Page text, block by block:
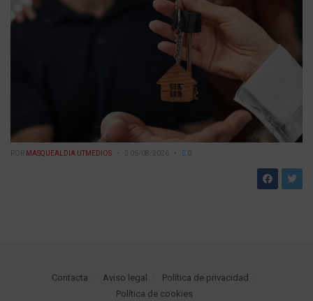
POR MASQUEALDIA UTMEDIOS 06/08/2026 0
Contacta Aviso legal
Política de privacidad
Política de cookies